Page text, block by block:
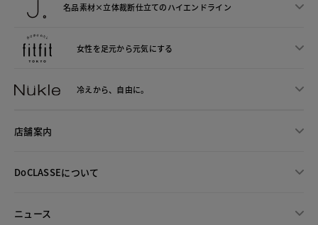
名品素材×立体裁断仕立てのハイエンドライン
女性を足元から元気にする
冷えから、 自由に。
店舗案内
DoCLASSEについて
ニュース